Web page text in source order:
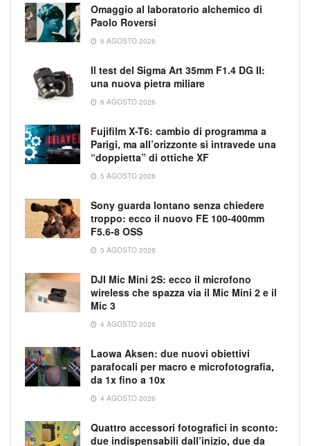
Omaggio al laboratorio alchemico di
Paolo Roversi
6 AGOSTO 2026
Il test del Sigma Art 35mm F1.4 DG II:
una nuova pietra miliare
6 AGOSTO 2026
Fujifilm X-T6: cambio di programma a
Parigi, ma all’orizzonte si intravede una
“doppietta” di ottiche XF
5 AGOSTO 2026
Sony guarda lontano senza chiedere
troppo: ecco il nuovo FE 100-400mm
F5.6-8 OSS
5 AGOSTO 2026
DJI Mic Mini 2S: ecco il microfono
wireless che spazza via il Mic Mini 2 e il
Mic 3
4 AGOSTO 2026
Laowa Aksen: due nuovi obiettivi
parafocali per macro e microfotografia,
da 1x fino a 10x
4 AGOSTO 2026
Quattro accessori fotografici in sconto:
due indispensabili dall’inizio, due da